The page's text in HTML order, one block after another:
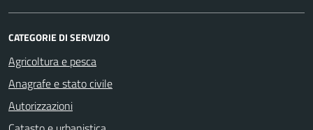
CATEGORIE DI SERVIZIO
Agricoltura e pesca
Anagrafe e stato civile
Autorizzazioni